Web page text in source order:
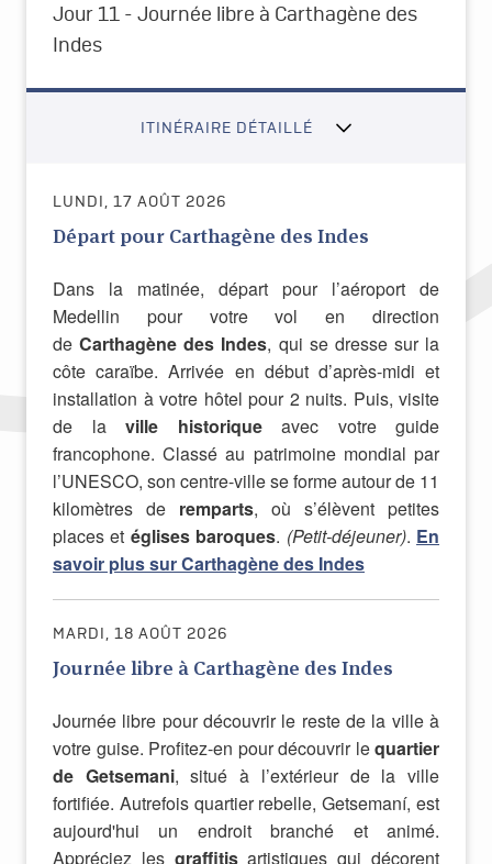
Jour 11 - Journée libre à Carthagène des
Indes
ITINÉRAIRE DÉTAILLÉ
LUNDI, 17 AOÛT 2026
Départ pour Carthagène des Indes
Dans la matinée, départ pour l’aéroport de
Medellin pour votre vol en direction
deCarthagène des Indes, qui se dresse sur la
côte caraïbe. Arrivée en début d’après-midi et
installation à votre hôtel pour 2 nuits. Puis, visite
de la ville historiqueavec votre guide
francophone. Classé au patrimoine mondial par
l’UNESCO, son centre-ville se forme autour de 11
kilomètres de remparts, où s’élèvent petites
places et églises baroques. (Petit-déjeuner). En
savoir plus sur Carthagène des Indes
MARDI, 18 AOÛT 2026
Journée libre à Carthagène des Indes
Journée libre pour découvrir le reste de la ville à
votre guise. Profitez-en pour découvrir lequartier
de Getsemani, situé à l’extérieur de la ville
fortifiée. Autrefois quartier rebelle, Getsemaní, est
aujourd'hui un endroit branché et animé.
Appréciez les graffitisartistiques qui décorent